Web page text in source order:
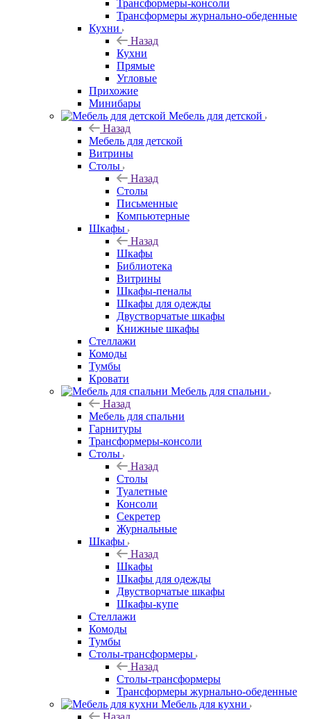
Трансформеры-консоли
Трансформеры журнально-обеденные
Кухни
Назад
Кухни
Прямые
Угловые
Прихожие
Минибары
Мебель для детской
Назад
Мебель для детской
Витрины
Столы
Назад
Столы
Письменные
Компьютерные
Шкафы
Назад
Шкафы
Библиотека
Витрины
Шкафы-пеналы
Шкафы для одежды
Двустворчатые шкафы
Книжные шкафы
Стеллажи
Комоды
Тумбы
Кровати
Мебель для спальни
Назад
Мебель для спальни
Гарнитуры
Трансформеры-консоли
Столы
Назад
Столы
Туалетные
Консоли
Секретер
Журнальные
Шкафы
Назад
Шкафы
Шкафы для одежды
Двустворчатые шкафы
Шкафы-купе
Стеллажи
Комоды
Тумбы
Столы-трансформеры
Назад
Столы-трансформеры
Трансформеры журнально-обеденные
Мебель для кухни
Назад